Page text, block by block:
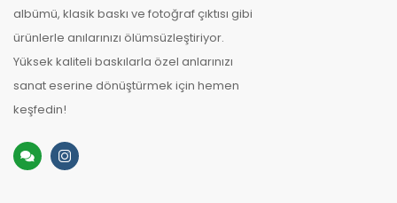
albümü, klasik baskı ve fotoğraf çıktısı gibi
ürünlerle anılarınızı ölümsüzleştiriyor.
Yüksek kaliteli baskılarla özel anlarınızı
sanat eserine dönüştürmek için hemen
keşfedin!